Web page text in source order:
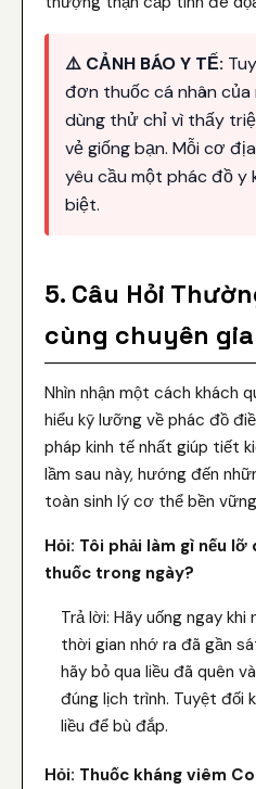
⚠️ CẢNH BÁO Y TẾ:
đơn thuốc cá nhân
dùng thử chỉ vì thấy
vẻ giống bạn. Mỗi cơ
yêu cầu một phác đồ y
biệt.
5. Câu Hỏi
cùng chuyên gia
Nhìn nhận một cách khách
hiểu kỹ lưỡng về phác đồ
pháp kinh tế nhất giúp tiết
lầm sau này, hướng đến
toàn sinh lý cơ thể bền
Hỏi: Tôi phải làm gì nếu
thuốc trong ngày?
Trả lời: Hãy uống ngay khi
thời gian nhớ ra đã gần
hãy bỏ qua liều đã quên
đúng lịch trình. Tuyệt đối
liều để bù đắp.
Hỏi: Thuốc kháng viêm